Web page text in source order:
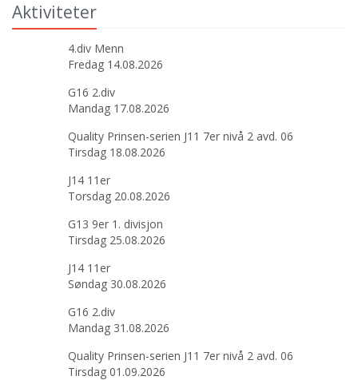
Aktiviteter
4.div Menn
Fredag 14.08.2026
G16 2.div
Mandag 17.08.2026
Quality Prinsen-serien J11 7er nivå 2 avd. 06
Tirsdag 18.08.2026
J14 11er
Torsdag 20.08.2026
G13 9er 1. divisjon
Tirsdag 25.08.2026
J14 11er
Søndag 30.08.2026
G16 2.div
Mandag 31.08.2026
Quality Prinsen-serien J11 7er nivå 2 avd. 06
Tirsdag 01.09.2026